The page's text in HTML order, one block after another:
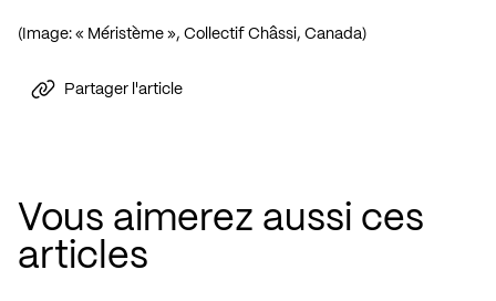
(Image: « Méristème », Collectif Châssi, Canada)
Partager l'article
Vous aimerez aussi ces
articles